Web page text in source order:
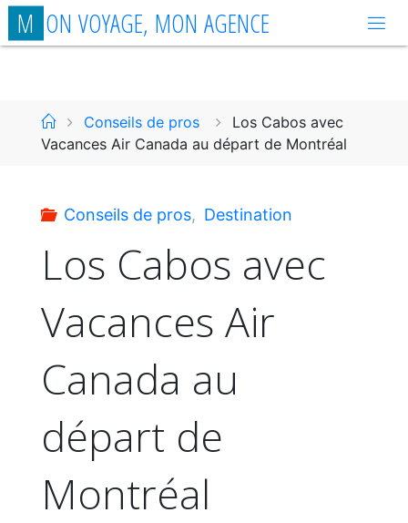
Aller
auM ON VOYAGE, MON AGENCE
AccueilConseils de pros
Los Cabos avec
Vacances Air Canada au départ de Montréal
Conseils de pros, Destination
Los Cabos avec
Vacances Air
Canada au
départ de
Montréal